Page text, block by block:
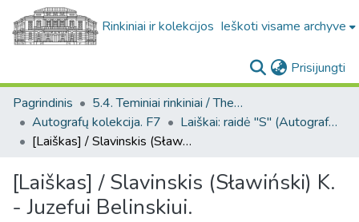
Rinkiniai ir kolekcijos Ieškoti visame archyve
Prisijungti
Pagrindinis
5.4. Teminiai rinkiniai / Thematic collections
Autografų kolekcija. F7
Laiškai: raidė "S" (Autografų kolekcija. F7)
[Laiškas] / Slavinskis (Sławiński) K. - Juzefui Belinskiui.
[Laiškas] / Slavinskis (Sławiński) K.
- Juzefui Belinskiui.